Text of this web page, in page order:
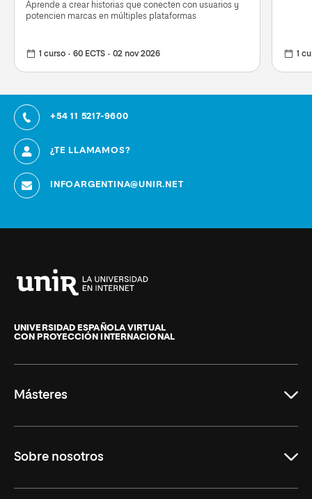
Aprende a crear historias que conecten con usuarios y
potencien marcas en múltiples plataformas
1 curso 60 ECTS 02 nov 2026 1
+54 11 5217-9600
¿TE LLAMAMOS?
INFOARGENTINA@UNIR.NET
de
La
UNIVERSIDAD ESPAÑOLA VIRTUAL
CON PROYECCIÓN INTERNACIONAL
Másteres
Derecho
Sobre nosotros